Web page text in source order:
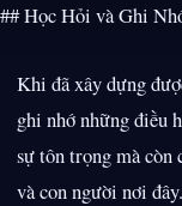
## Học Hỏi và Ghi
Khi đã xây dựng
ghi nhớ những điều
sự tôn trọng mà còn
và con người nơi